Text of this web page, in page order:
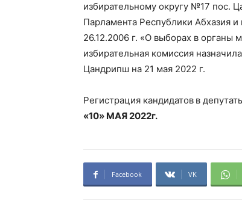
избирательному округу №17 пос.
Парламента Республики Абхазия
26.12.2006 г. «О выборах в органы
избирательная комиссия
Цандрипш на 21 мая 2022 г.
Регистрация кандидатов в
«10» МАЯ 2022г.
Facebook VK